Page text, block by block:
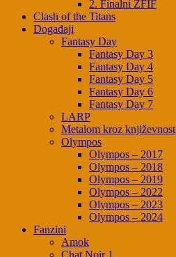
2. Finalni ZFIF
Clash of the Titans
Događaji
Fantasy Day
Fantasy Day 3
Fantasy Day 4
Fantasy Day 5
Fantasy Day 6
Fantasy Day 7
LARP
Metalom kroz književnost
Olympos
Olympos – 2017
Olympos – 2018
Olympos – 2019
Olympos – 2022
Olympos – 2023
Olympos – 2024
Fanzini
Amok
Chat Noir 1